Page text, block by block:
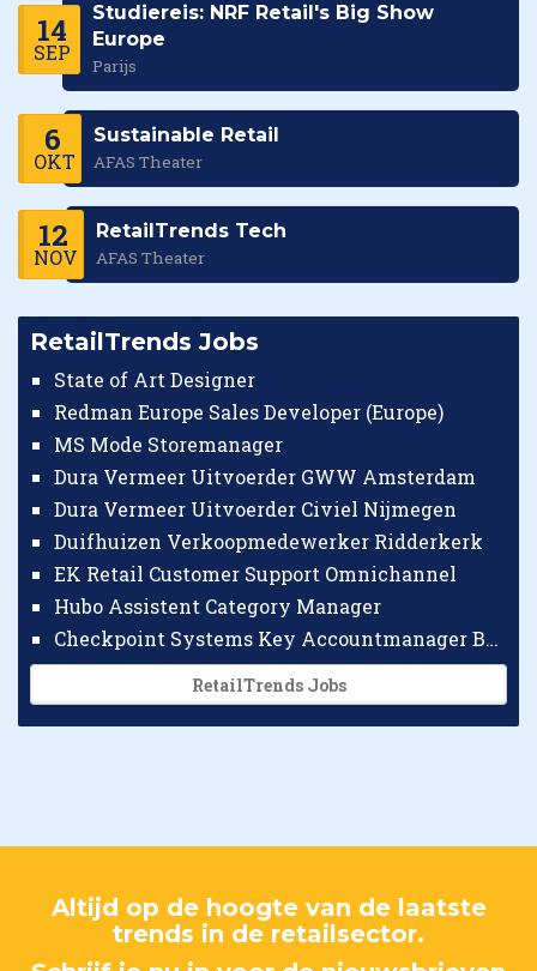
14
SEP
Studiereis: NRF Retail's Big Show
Europe
Parijs
6
OKT
Sustainable Retail
AFAS Theater
12
NOV
RetailTrends Tech
AFAS Theater
RetailTrends Jobs
State of Art Designer
Redman Europe Sales Developer (Europe)
MS Mode Storemanager
Dura Vermeer Uitvoerder GWW Amsterdam
Dura Vermeer Uitvoerder Civiel Nijmegen
Duifhuizen Verkoopmedewerker Ridderkerk
EK Retail Customer Support Omnichannel
Hubo Assistent Category Manager
Checkpoint Systems Key Accountmanager Benelux
RetailTrends Jobs
Altijd op de hoogte van de laatste
trends in de retailsector.